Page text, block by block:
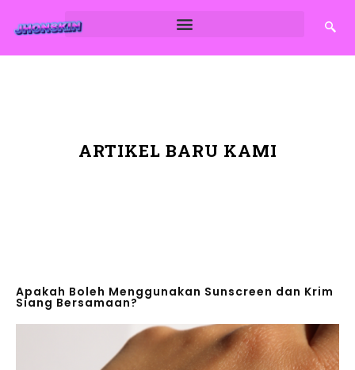
ARTIKEL BARU KAMI
Apakah Boleh Menggunakan Sunscreen dan Krim
Siang Bersamaan?